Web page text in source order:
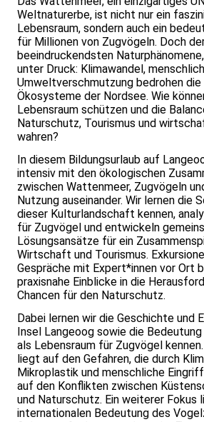
Weltnaturerbe, ist nicht nur ein
Lebensraum, sondern auch ein
für Millionen von Zugvögeln. Doch
beeindruckendsten
unter Druck: Klimawandel,
Umweltverschmutzung bedrohen die
Ökosysteme der Nordsee. Wie
Lebensraum schützen und die
Naturschutz, Tourismus und
wahren?
In diesem Bildungsurlaub auf
intensiv mit den ökologischen
zwischen Wattenmeer, Zugvögeln
Nutzung auseinander. Wir lernen die
dieser Kulturlandschaft kennen,
für Zugvögel und entwickeln
Lösungsansätze für ein
Wirtschaft und Tourismus.
Gespräche mit Expert*innen vor Ort
praxisnahe Einblicke in die
Chancen für den Naturschutz.
Dabei lernen wir die Geschichte und
Insel Langeoog sowie die
als Lebensraum für Zugvögel
liegt auf den Gefahren, die durch
Mikroplastik und menschliche
auf den Konflikten zwischen
und Naturschutz. Ein weiterer Fokus
internationalen Bedeutung des